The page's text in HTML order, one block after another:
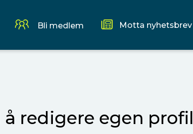
Bli medlem Motta nyhetsbrev
redigere egen profil